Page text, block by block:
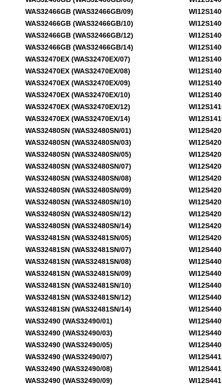
WAS32466GB (WAS32466GB/09)
WAS32466GB (WAS32466GB/10)
WAS32466GB (WAS32466GB/12)
WAS32466GB (WAS32466GB/14)
WAS32470EX (WAS32470EX/07)
WAS32470EX (WAS32470EX/08)
WAS32470EX (WAS32470EX/09)
WAS32470EX (WAS32470EX/10)
WAS32470EX (WAS32470EX/12)
WAS32470EX (WAS32470EX/14)
WAS32480SN (WAS32480SN/01)
WAS32480SN (WAS32480SN/03)
WAS32480SN (WAS32480SN/05)
WAS32480SN (WAS32480SN/07)
WAS32480SN (WAS32480SN/08)
WAS32480SN (WAS32480SN/09)
WAS32480SN (WAS32480SN/10)
WAS32480SN (WAS32480SN/12)
WAS32480SN (WAS32480SN/14)
WAS32481SN (WAS32481SN/05)
WAS32481SN (WAS32481SN/07)
WAS32481SN (WAS32481SN/08)
WAS32481SN (WAS32481SN/09)
WAS32481SN (WAS32481SN/10)
WAS32481SN (WAS32481SN/12)
WAS32481SN (WAS32481SN/14)
WAS32490 (WAS32490/01)
WAS32490 (WAS32490/03)
WAS32490 (WAS32490/05)
WAS32490 (WAS32490/07)
WAS32490 (WAS32490/08)
WAS32490 (WAS32490/09)